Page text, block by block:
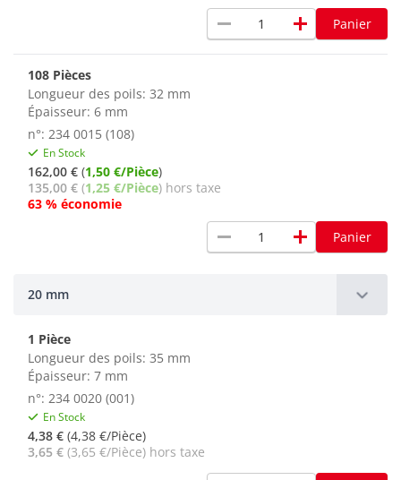
remove add Panier
108 Pièces
Longueur des poils: 32 mm
Épaisseur: 6 mm
n°: 234 0015 (108)
En Stock
162,00 € (1,50 €/Pièce)
135,00 € (1,25 €/Pièce) hors taxe
63 % économie
remove add Panier
20 mm
1 Pièce
Longueur des poils: 35 mm
Épaisseur: 7 mm
n°: 234 0020 (001)
En Stock
4,38 € (4,38 €/Pièce)
3,65 € (3,65 €/Pièce) hors taxe